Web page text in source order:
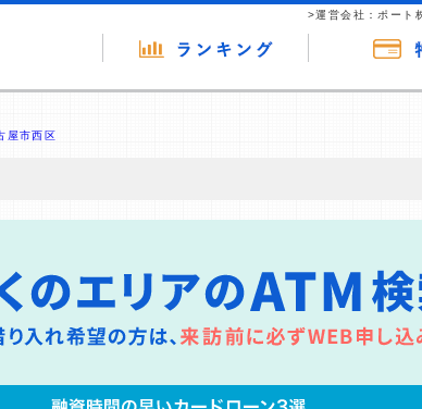
>運営会社：ポート
屋市西区
モデルです。 ただし、特定の商品を根拠なくPRするもの
ています。